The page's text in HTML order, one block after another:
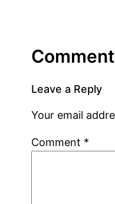
Leave a Reply
Your email
Comment *